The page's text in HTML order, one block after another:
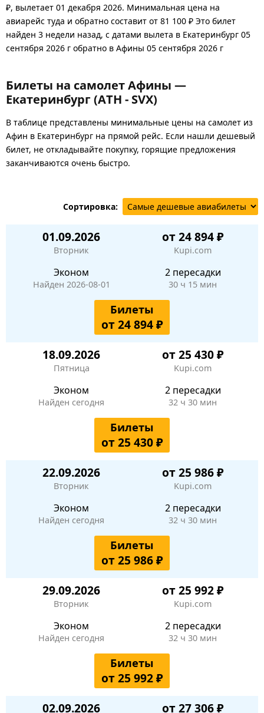
₽, вылетает 01 декабря 2026. Минимальная цена на
авиарейс туда и обратно составит от 81 100 ₽ Это билет
найден 3 недели назад, с датами вылета в Екатеринбург 05
сентября 2026 г обратно в Афины 05 сентября 2026 г
Билеты на самолет Афины —
Екатеринбург (ATH - SVX)
В таблице представлены минимальные цены на самолет из
Афин в Екатеринбург на прямой рейс. Если нашли дешевый
билет, не откладывайте покупку, горящие предложения
заканчиваются очень быстро.
Сортировка:
01.09.2026
Вторник
от 24 894 ₽
Kupi.com
Эконом
Найден 2026-08-01
2 пересадки
30 ч 15 мин
Билеты
от 24 894 ₽
18.09.2026
Пятница
от 25 430 ₽
Kupi.com
Эконом
Найден сегодня
2 пересадки
32 ч 30 мин
Билеты
от 25 430 ₽
22.09.2026
Вторник
от 25 986 ₽
Kupi.com
Эконом
Найден сегодня
2 пересадки
32 ч 30 мин
Билеты
от 25 986 ₽
29.09.2026
Вторник
от 25 992 ₽
Kupi.com
Эконом
Найден сегодня
2 пересадки
32 ч 30 мин
Билеты
от 25 992 ₽
02.09.2026
от 27 306 ₽